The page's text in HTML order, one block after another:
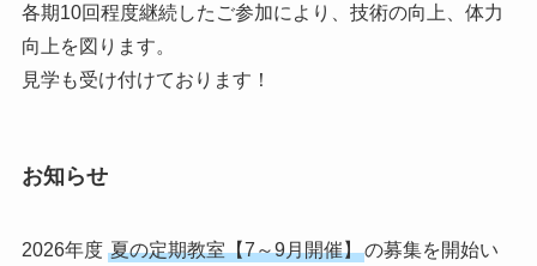
各期10回程度継続したご参加により、技術の向上、体力
向上を図ります。
見学も受け付けております！
お知らせ
2026年度 夏の定期教室【7～9月開催】の募集を開始い